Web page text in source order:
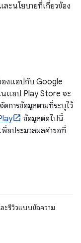
ะนโยบายที่เกี่ยวข้อง
องแอปกับ Google
แอป Play Store จะ
ดการข้อมูลตามที่ระบุไว้
ข้อมูลต่อไปนี้
พื่อประมวลผลคำขอที่
รีวิวแบบข้อความ